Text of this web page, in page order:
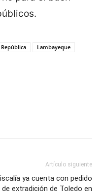
Lambayeque
Artículo siguiente
ya cuenta con pedido
de extradición de Toledo en